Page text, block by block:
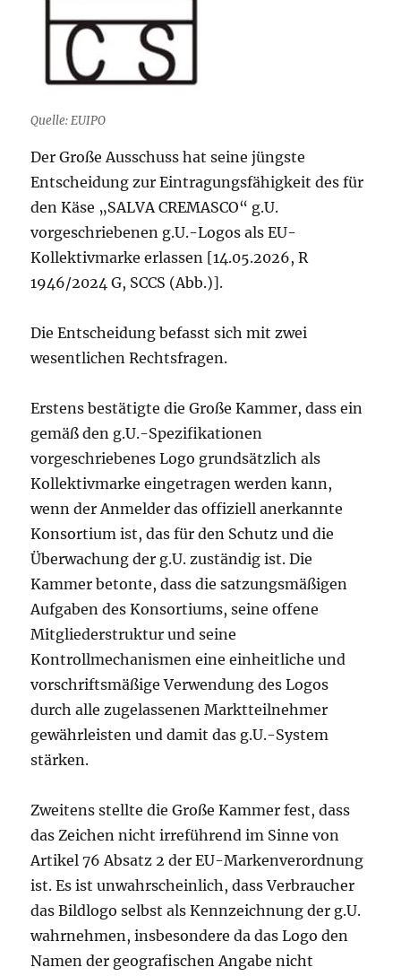
Quelle: EUIPO
Der Große Ausschuss hat seine jüngste
Entscheidung zur Eintragungsfähigkeit des für
den Käse „SALVA CREMASCO“ g.U.
vorgeschriebenen g.U.-Logos als EU-
Kollektivmarke erlassen [14.05.2026, R
1946/2024 G, SCCS (Abb.)].
Die Entscheidung befasst sich mit zwei
wesentlichen Rechtsfragen.
Erstens bestätigte die Große Kammer, dass ein
gemäß den g.U.-Spezifikationen
vorgeschriebenes Logo grundsätzlich als
Kollektivmarke eingetragen werden kann,
wenn der Anmelder das offiziell anerkannte
Konsortium ist, das für den Schutz und die
Überwachung der g.U. zuständig ist. Die
Kammer betonte, dass die satzungsmäßigen
Aufgaben des Konsortiums, seine offene
Mitgliederstruktur und seine
Kontrollmechanismen eine einheitliche und
vorschriftsmäßige Verwendung des Logos
durch alle zugelassenen Marktteilnehmer
gewährleisten und damit das g.U.-System
stärken.
Zweitens stellte die Große Kammer fest, dass
das Zeichen nicht irreführend im Sinne von
Artikel 76 Absatz 2 der EU-Markenverordnung
ist. Es ist unwahrscheinlich, dass Verbraucher
das Bildlogo selbst als Kennzeichnung der g.U.
wahrnehmen, insbesondere da das Logo den
Namen der geografischen Angabe nicht